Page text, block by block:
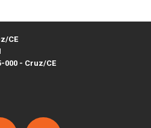
CE
000 - Cruz/CE